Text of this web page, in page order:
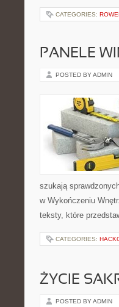
CATEGORIES:
PANELE
POSTED BY ADMIN
szukają
w Wykończeniu
teksty, które
CATEGORIES:
ŻYCIE
POSTED BY ADMIN